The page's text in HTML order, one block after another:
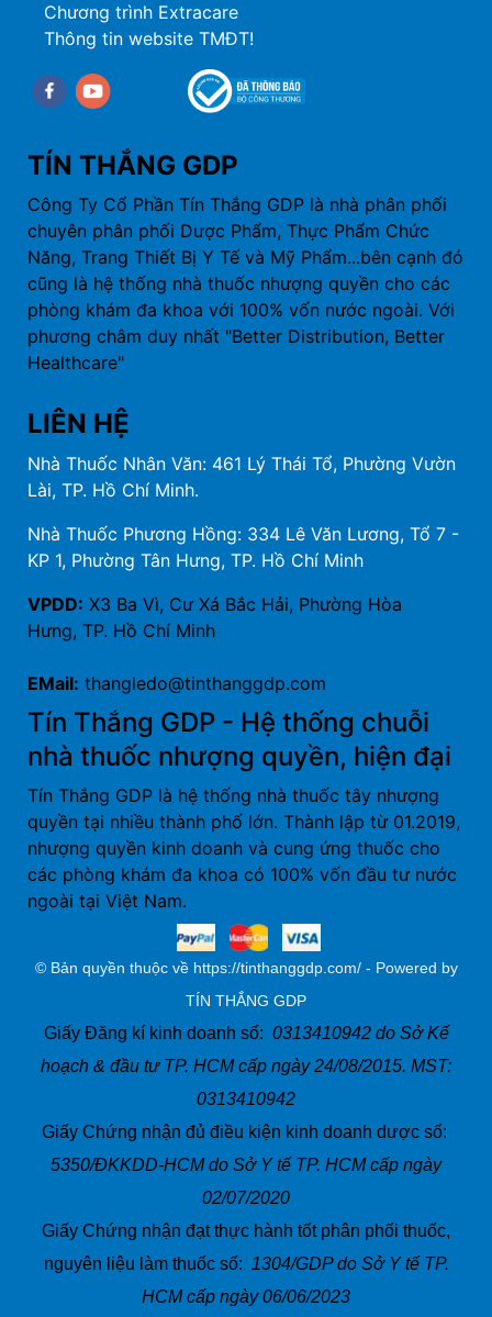
Chương trình Extracare
Thông tin website TMĐT!
Facebookyoutube
TÍN THẮNG GDP
Công Ty Cổ Phần Tín Thắng GDP là nhà phân phối
chuyên phân phối Dược Phẩm, Thực Phẩm Chức
Năng, Trang Thiết Bị Y Tế và Mỹ Phẩm...bên cạnh đó
cũng là hệ thống nhà thuốc nhượng quyền cho các
phòng khám đa khoa với 100% vốn nước ngoài. Với
phương châm duy nhất "Better Distribution, Better
Healthcare"
LIÊN HỆ
Nhà Thuốc Nhân Văn: 461 Lý Thái Tổ, Phường Vườn
Lài, TP. Hồ Chí Minh.
Nhà Thuốc Phương Hồng: 334 Lê Văn Lương, Tổ 7 -
KP 1, Phường Tân Hưng, TP. Hồ Chí Minh
VPDD: X3 Ba Vì, Cư Xá Bắc Hải, Phường Hòa
Hưng, TP. Hồ Chí Minh
EMail: thangledo@tinthanggdp.com
Tín Thắng GDP - Hệ thống chuỗi
nhà thuốc nhượng quyền, hiện đại
Tín Thắng GDP là hệ thống nhà thuốc tây nhượng
quyền tại nhiều thành phố lớn. Thành lập từ 01.2019,
nhượng quyền kinh doanh và cung ứng thuốc cho
các phòng khám đa khoa có 100% vốn đầu tư nước
ngoài tại Việt Nam.
© Bản quyền thuộc về https://tinthanggdp.com/ - Powered by
TÍN THẮNG GDP
Giấy Đăng kí kinh doanh số: 0313410942 do Sở Kế
hoạch & đầu tư TP. HCM cấp ngày 24/08/2015. MST:
0313410942
Giấy Chứng nhận đủ điều kiện kinh doanh dược số:
5350/ĐKKDD-HCM do Sở Y tế TP. HCM cấp ngày
02/07/2020
Giấy Chứng nhận đạt thực hành tốt phân phối thuốc,
nguyên liệu làm thuốc số: 1304/GDP do Sở Y tế TP.
HCM cấp ngày 06/06/2023